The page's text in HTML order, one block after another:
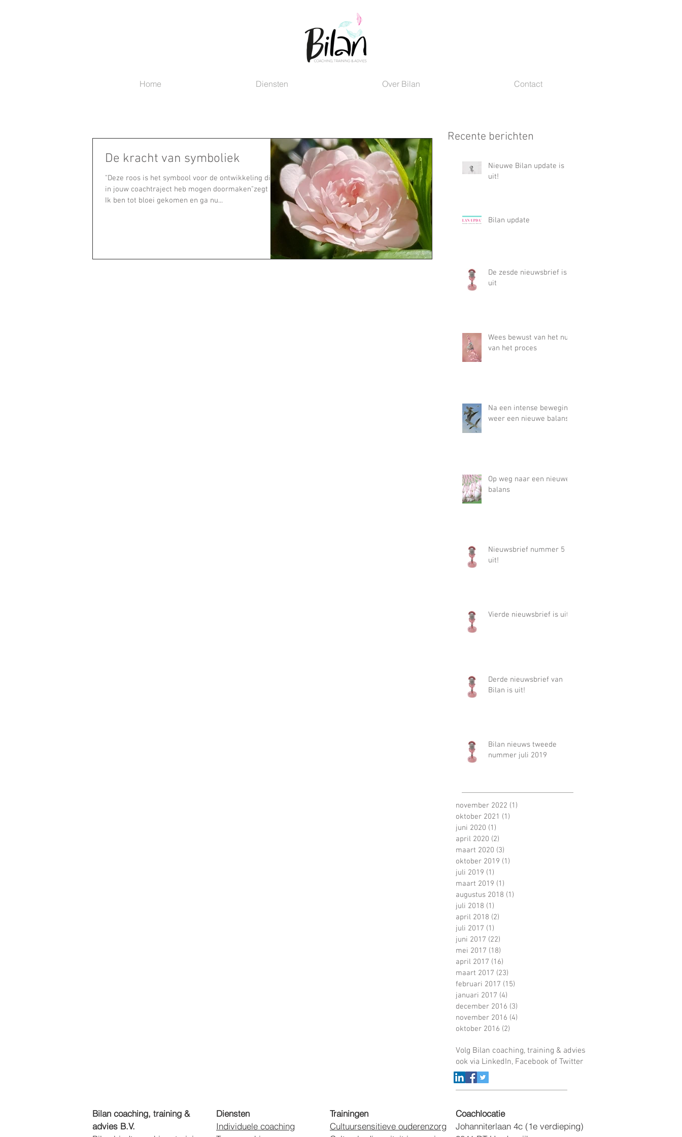
Home Diensten Over Bilan Contact
De kracht van symboliek
"Deze roos is het symbool voor de ontwikkeling die ik
in jouw coachtraject heb mogen doormaken"zegt ze.
Ik ben tot bloei gekomen en ga nu...
Recente berichten
Nieuwe Bilan update is
uit!
Bilan update
De zesde nieuwsbrief is
uit
Wees bewust van het nut
van het proces
Na een intense beweging
weer een nieuwe balans
Op weg naar een nieuwe
balans
Nieuwsbrief nummer 5 is
uit!
Vierde nieuwsbrief is uit!
Derde nieuwsbrief van
Bilan is uit!
Bilan nieuws tweede
nummer juli 2019
november 2022 (1)
oktober 2021 (1)
juni 2020 (1)
april 2020 (2)
maart 2020 (3)
oktober 2019 (1)
juli 2019 (1)
maart 2019 (1)
augustus 2018 (1)
juli 2018 (1)
april 2018 (2)
juli 2017 (1)
juni 2017 (22)
mei 2017 (18)
april 2017 (16)
maart 2017 (23)
februari 2017 (15)
januari 2017 (4)
december 2016 (3)
november 2016 (4)
oktober 2016 (2)
Volg Bilan coaching, training & advies
ook via LinkedIn, Facebook of Twitter
Bilan coaching, training &
advies B.V.
Diensten
Individuele coaching
Trainingen
Cultuursensitieve ouderenzorg
​Coachlocatie
Johanniterlaan 4c (1e verdieping)